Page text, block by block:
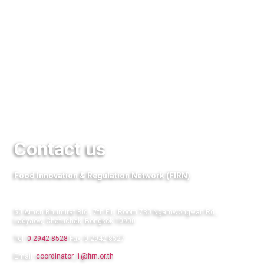
Contact us
Food Innovation & Regulation Network (FIRN)
50 Amon Bhumirat Bld., 7th Flr., Room 730 Ngamwongwan Rd.,
Ladyaow, Chatuchak, Bongkok 10900
Tel: 0-2942-8528 Fax: 0-2942-8527
Email: coordinator_1@firn.or.th